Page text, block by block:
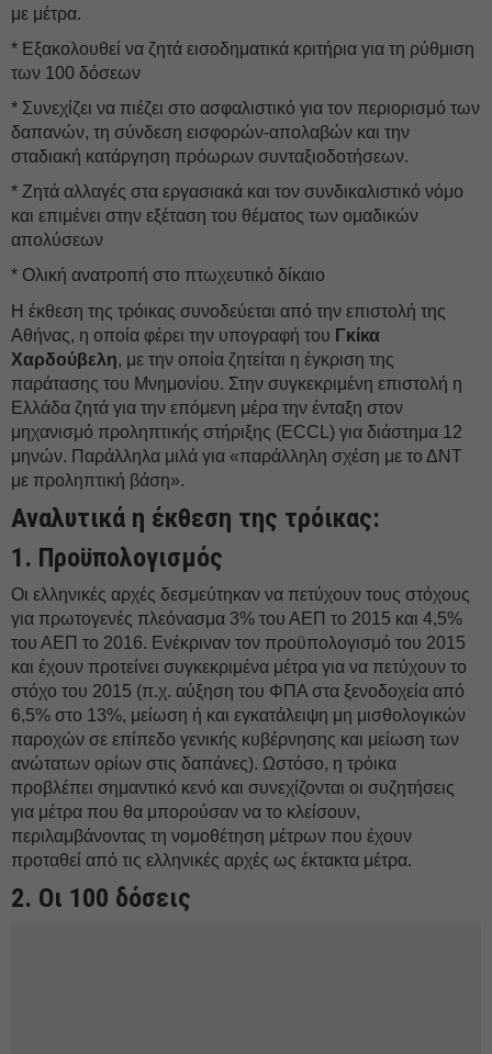
με μέτρα.
* Εξακολουθεί να ζητά εισοδηματικά κριτήρια για τη ρύθμιση
των 100 δόσεων
* Συνεχίζει να πιέζει στο ασφαλιστικό για τον περιορισμό των
δαπανών, τη σύνδεση εισφορών-απολαβών και την
σταδιακή κατάργηση πρόωρων συνταξιοδοτήσεων.
* Ζητά αλλαγές στα εργασιακά και τον συνδικαλιστικό νόμο
και επιμένει στην εξέταση του θέματος των ομαδικών
απολύσεων
* Ολική ανατροπή στο πτωχευτικό δίκαιο
Η έκθεση της τρόικας συνοδεύεται από την επιστολή της
Αθήνας, η οποία φέρει την υπογραφή του Γκίκα
Χαρδούβελη, με την οποία ζητείται η έγκριση της
παράτασης του Μνημονίου. Στην συγκεκριμένη επιστολή η
Ελλάδα ζητά για την επόμενη μέρα την ένταξη στον
μηχανισμό προληπτικής στήριξης (ECCL) για διάστημα 12
μηνών. Παράλληλα μιλά για «παράλληλη σχέση με το ΔΝΤ
με προληπτική βάση».
Αναλυτικά η έκθεση της τρόικας:
1. Προϋπολογισμός
Οι ελληνικές αρχές δεσμεύτηκαν να πετύχουν τους στόχους
για πρωτογενές πλεόνασμα 3% του ΑΕΠ το 2015 και 4,5%
του ΑΕΠ το 2016. Ενέκριναν τον προϋπολογισμό του 2015
και έχουν προτείνει συγκεκριμένα μέτρα για να πετύχουν το
στόχο του 2015 (π.χ. αύξηση του ΦΠΑ στα ξενοδοχεία από
6,5% στο 13%, μείωση ή και εγκατάλειψη μη μισθολογικών
παροχών σε επίπεδο γενικής κυβέρνησης και μείωση των
ανώτατων ορίων στις δαπάνες). Ωστόσο, η τρόικα
προβλέπει σημαντικό κενό και συνεχίζονται οι συζητήσεις
για μέτρα που θα μπορούσαν να το κλείσουν,
περιλαμβάνοντας τη νομοθέτηση μέτρων που έχουν
προταθεί από τις ελληνικές αρχές ως έκτακτα μέτρα.
2. Οι 100 δόσεις